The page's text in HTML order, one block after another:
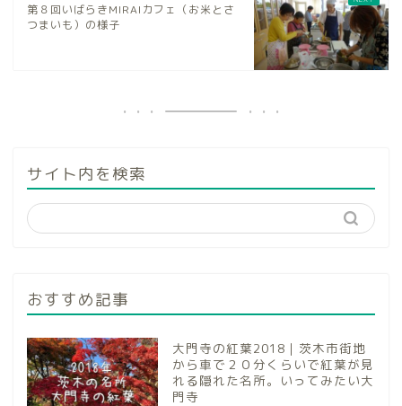
第８回いばらきMIRAIカフェ（お米とさ
つまいも）の様子
サイト内を検索
おすすめ記事
大門寺の紅葉2018｜茨木市街地
から車で２０分くらいで紅葉が見
れる隠れた名所。いってみたい大
門寺